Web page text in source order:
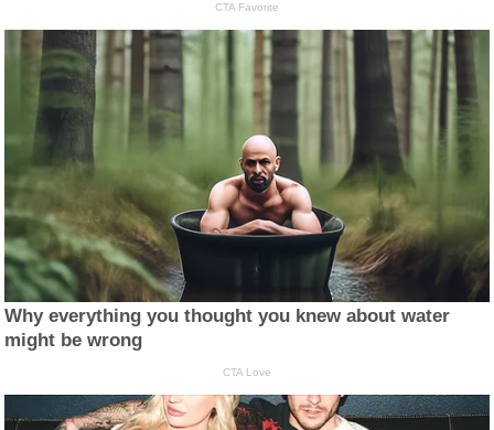
CTA Favorite
Why everything you thought you knew about water
might be wrong
CTA Love